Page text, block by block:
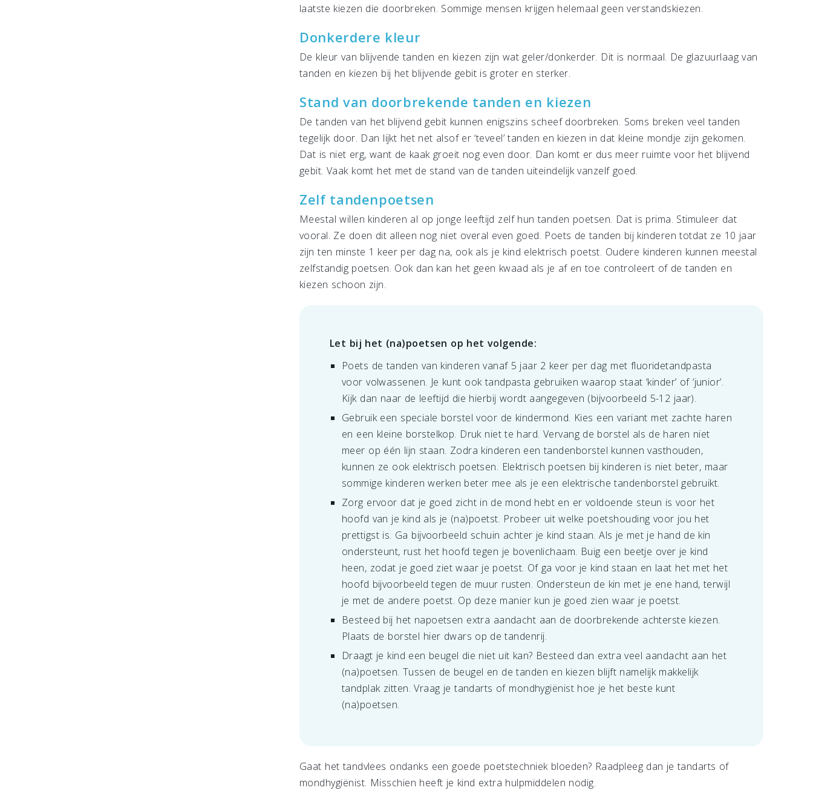
laatste kiezen die doorbreken. Sommige mensen krijgen helemaal geen verstandskiezen.
Donkerdere kleur
De kleur van blijvende tanden en kiezen zijn wat geler/donkerder. Dit is normaal. De glazuurlaag van
tanden en kiezen bij het blijvende gebit is groter en sterker.
Stand van doorbrekende tanden en kiezen
De tanden van het blijvend gebit kunnen enigszins scheef doorbreken. Soms breken veel tanden
tegelijk door. Dan lijkt het net alsof er ‘teveel’ tanden en kiezen in dat kleine mondje zijn gekomen.
Dat is niet erg, want de kaak groeit nog even door. Dan komt er dus meer ruimte voor het blijvend
gebit. Vaak komt het met de stand van de tanden uiteindelijk vanzelf goed.
Zelf tandenpoetsen
Meestal willen kinderen al op jonge leeftijd zelf hun tanden poetsen. Dat is prima. Stimuleer dat
vooral. Ze doen dit alleen nog niet overal even goed. Poets de tanden bij kinderen totdat ze 10 jaar
zijn ten minste 1 keer per dag na, ook als je kind elektrisch poetst. Oudere kinderen kunnen meestal
zelfstandig poetsen. Ook dan kan het geen kwaad als je af en toe controleert of de tanden en
kiezen schoon zijn.
Let bij het (na)poetsen op het volgende:
Poets de tanden van kinderen vanaf 5 jaar 2 keer per dag met fluoridetandpasta
voor volwassenen. Je kunt ook tandpasta gebruiken waarop staat ‘kinder’ of ‘junior’.
Kijk dan naar de leeftijd die hierbij wordt aangegeven (bijvoorbeeld 5-12 jaar).
Gebruik een speciale borstel voor de kindermond. Kies een variant met zachte haren
en een kleine borstelkop. Druk niet te hard. Vervang de borstel als de haren niet
meer op één lijn staan. Zodra kinderen een tandenborstel kunnen vasthouden,
kunnen ze ook elektrisch poetsen. Elektrisch poetsen bij kinderen is niet beter, maar
sommige kinderen werken beter mee als je een elektrische tandenborstel gebruikt.
Zorg ervoor dat je goed zicht in de mond hebt en er voldoende steun is voor het
hoofd van je kind als je (na)poetst. Probeer uit welke poetshouding voor jou het
prettigst is. Ga bijvoorbeeld schuin achter je kind staan. Als je met je hand de kin
ondersteunt, rust het hoofd tegen je bovenlichaam. Buig een beetje over je kind
heen, zodat je goed ziet waar je poetst. Of ga voor je kind staan en laat het met het
hoofd bijvoorbeeld tegen de muur rusten. Ondersteun de kin met je ene hand, terwijl
je met de andere poetst. Op deze manier kun je goed zien waar je poetst.
Besteed bij het napoetsen extra aandacht aan de doorbrekende achterste kiezen.
Plaats de borstel hier dwars op de tandenrij.
Draagt je kind een beugel die niet uit kan? Besteed dan extra veel aandacht aan het
(na)poetsen. Tussen de beugel en de tanden en kiezen blijft namelijk makkelijk
tandplak zitten. Vraag je tandarts of mondhygiënist hoe je het beste kunt
(na)poetsen.
Gaat het tandvlees ondanks een goede poetstechniek bloeden? Raadpleeg dan je tandarts of
mondhygiënist. Misschien heeft je kind extra hulpmiddelen nodig.